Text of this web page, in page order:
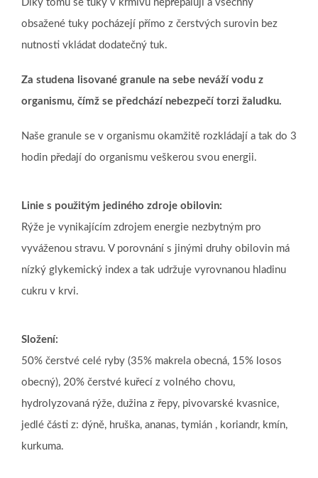
Díky tomu se tuky v krmivu nepřepalují a všechny
obsažené tuky pocházejí přímo z čerstvých surovin bez
nutnosti vkládat dodatečný tuk.
Za studena lisované granule na sebe neváží vodu z
organismu, čímž se předchází nebezpečí torzi žaludku.
Naše granule se v organismu okamžitě rozkládají a tak do 3
hodin předají do organismu veškerou svou energii.
Linie s použitým jediného zdroje obilovin:
Rýže je vynikajícím zdrojem energie nezbytným pro
vyváženou stravu. V porovnání s jinými druhy obilovin má
nízký glykemický index a tak udržuje vyrovnanou hladinu
cukru v krvi.
Složení:
50% čerstvé celé ryby (35% makrela obecná, 15% losos
obecný), 20% čerstvé kuřecí z volného chovu,
hydrolyzovaná rýže, dužina z řepy, pivovarské kvasnice,
jedlé části z: dýně, hruška, ananas, tymián , koriandr, kmín,
kurkuma.